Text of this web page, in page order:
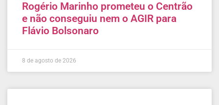
Rogério Marinho prometeu o Centrão
e não conseguiu nem o AGIR para
Flávio Bolsonaro
8 de agosto de 2026